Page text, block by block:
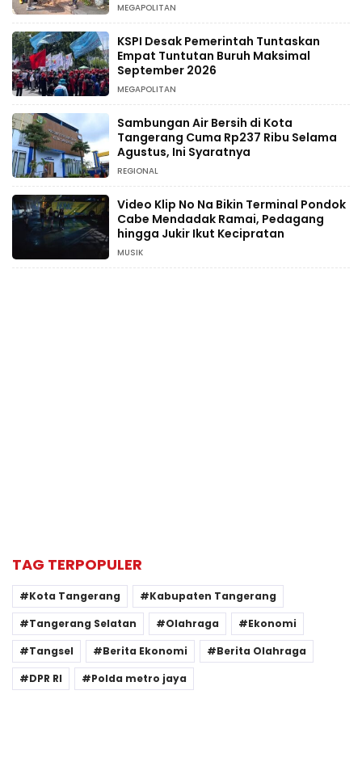
MEGAPOLITAN
KSPI Desak Pemerintah Tuntaskan
Empat Tuntutan Buruh Maksimal
September 2026
MEGAPOLITAN
Sambungan Air Bersih di Kota
Tangerang Cuma Rp237 Ribu Selama
Agustus, Ini Syaratnya
REGIONAL
Video Klip No Na Bikin Terminal Pondok
Cabe Mendadak Ramai, Pedagang
hingga Jukir Ikut Kecipratan
MUSIK
TAG TERPOPULER
Kota Tangerang
Kabupaten Tangerang
Tangerang Selatan
Olahraga
Ekonomi
Tangsel
Berita Ekonomi
Berita Olahraga
DPR RI
Polda metro jaya